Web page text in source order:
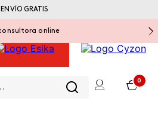
online
0
ENVÍO GRATIS